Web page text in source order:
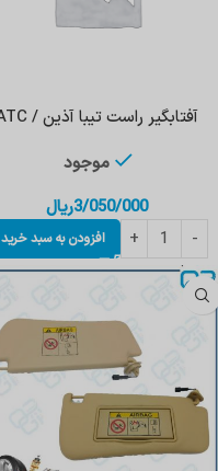
آفتابگیر راست تیبا آذین / ATC
موجود
3/050/000ریال
افزودن به سبد خرید